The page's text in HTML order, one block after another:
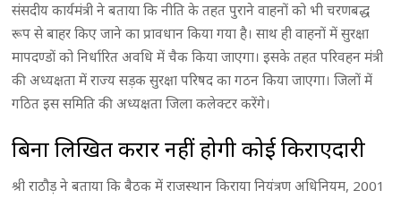
संसदीय कार्यमंत्री ने बताया कि नीति के तहत पुराने वाहनों को भी चरणबद्ध
रूप से बाहर किए जाने का प्रावधान किया गया है। साथ ही वाहनों में सुरक्षा
मापदण्डों को निर्धारित अवधि में चैक किया जाएगा। इसके तहत परिवहन मंत्री
की अध्यक्षता में राज्य सड़क सुरक्षा परिषद का गठन किया जाएगा। जिलों में
गठित इस समिति की अध्यक्षता जिला कलेक्टर करेंगे।
बिना लिखित करार नहीं होगी कोई किराएदारी
श्री राठौड़ ने बताया कि बैठक में राजस्थान किराया नियंत्रण अधिनियम, 2001